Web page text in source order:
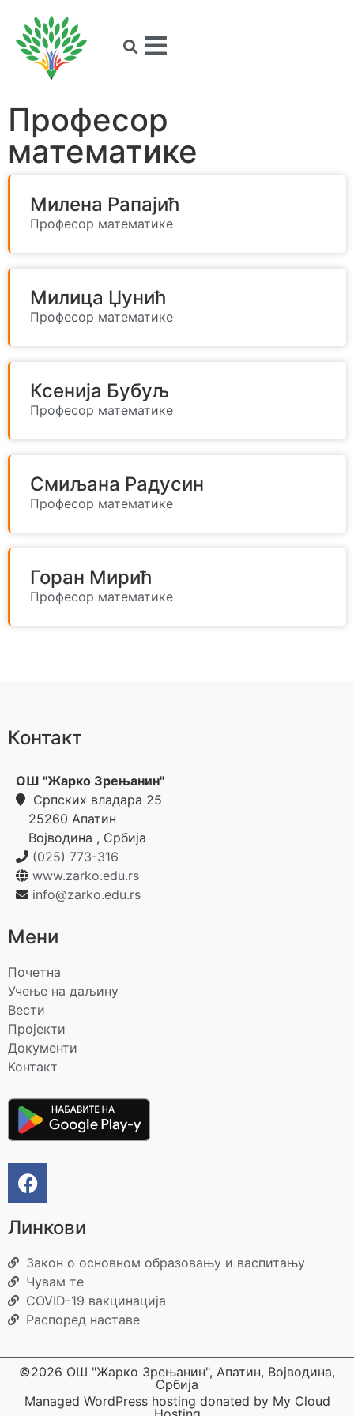
Професор
математике
Милена Рапајић
Професор математике
Милица Џунић
Професор математике
Ксенија Бубуљ
Професор математике
Смиљана Радусин
Професор математике
Горан Мирић
Професор математике
Контакт
ОШ "Жарко Зрењанин"
Српских владара 25
25260 Апатин
Војводина , Србија
(025) 773-316
www.zarko.edu.rs
info@zarko.edu.rs
Мени
Почетна
Учење на даљину
Вести
Пројекти
Документи
Контакт
Линкови
Закон о основном образовању и васпитању
Чувам те
COVID-19 вакцинација
Распоред наставе
©2026 ОШ "Жарко Зрењанин", Апатин, Војводина,
Србија
Managed WordPress hosting donated by My Cloud